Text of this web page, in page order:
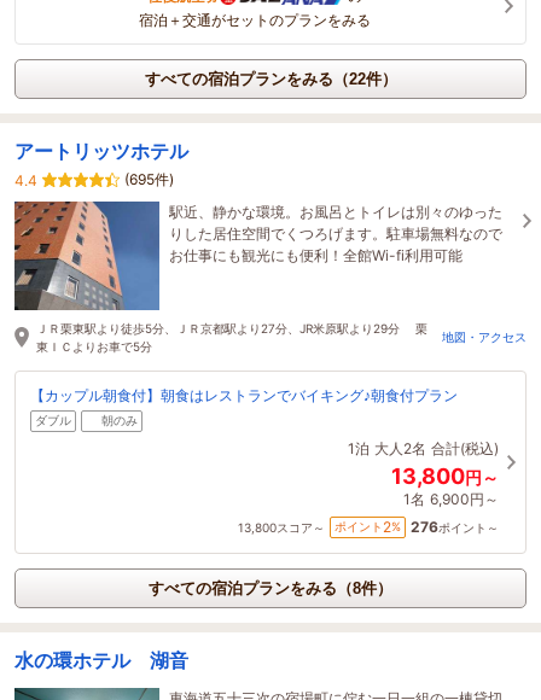
宿泊＋交通がセットのプランをみる
すべての宿泊プランをみる（22件）
アートリッツホテル
4.4
(695件)
駅近、静かな環境。お風呂とトイレは別々のゆった
りした居住空間でくつろげます。駐車場無料なので
お仕事にも観光にも便利！全館Wi-fi利用可能
ＪＲ栗東駅より徒歩5分、ＪＲ京都駅より27分、JR米原駅より29分 栗
東ＩＣよりお車で5分
地図・アクセス
【カップル朝食付】朝食はレストランでバイキング♪朝食付プラン
ダブル 朝のみ
1泊 大人2名 合計(税込)
13,800円～
1名 6,900円～
13,800スコア～ ポイント 2% 276ポイント～
すべての宿泊プランをみる（8件）
水の環ホテル 湖音